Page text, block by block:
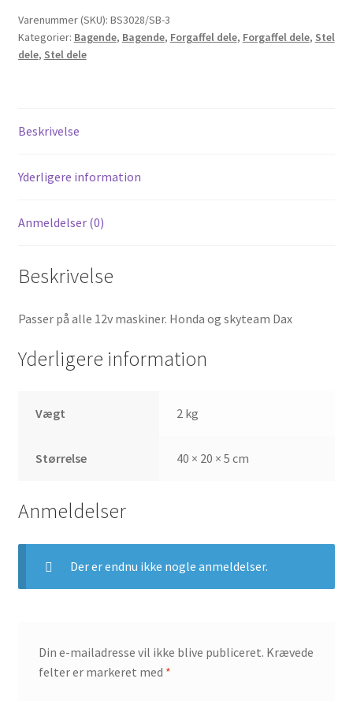
(sort)
antal
Varenummer (SKU): BS3028/SB-3
Kategorier: Bagende, Bagende, Forgaffel dele, Forgaffel dele, Stel
dele, Stel dele
Beskrivelse
Yderligere information
Anmeldelser (0)
Beskrivelse
Passer på alle 12v maskiner. Honda og skyteam Dax
Yderligere information
Vægt 2 kg
Størrelse 40 × 20 × 5 cm
Anmeldelser
Der er endnu ikke nogle anmeldelser.
Din e-mailadresse vil ikke blive publiceret. Krævede
felter er markeret med *